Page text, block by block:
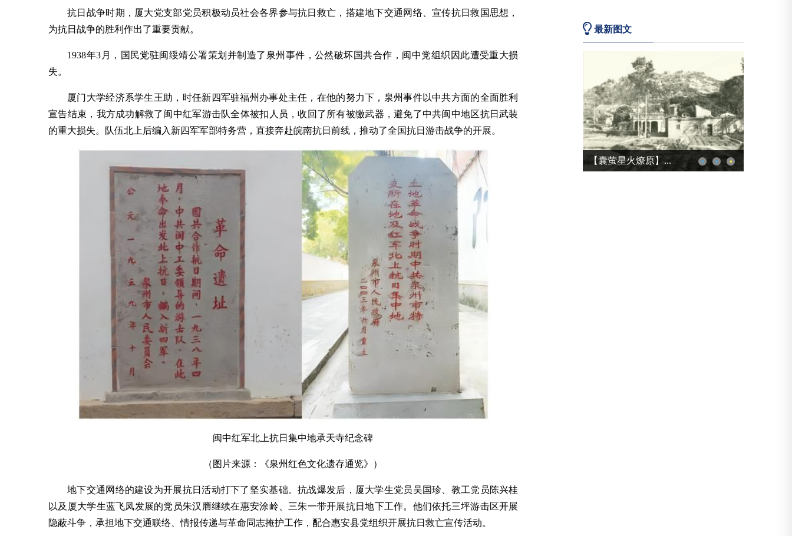
抗日战争时期，厦大党支部党员积极动员社会各界参与抗日救亡，搭建地下交通网络、宣传抗日救国思想，
为抗日战争的胜利作出了重要贡献。
1938年3月，国民党驻闽绥靖公署策划并制造了泉州事件，公然破坏国共合作，闽中党组织因此遭受重大损
失。
厦门大学经济系学生王助，时任新四军驻福州办事处主任，在他的努力下，泉州事件以中共方面的全面胜利
宣告结束，我方成功解救了闽中红军游击队全体被扣人员，收回了所有被缴武器，避免了中共闽中地区抗日武装
的重大损失。队伍北上后编入新四军军部特务营，直接奔赴皖南抗日前线，推动了全国抗日游击战争的开展。
闽中红军北上抗日集中地承天寺纪念碑
（图片来源：《泉州红色文化遗存通览》）
地下交通网络的建设为开展抗日活动打下了坚实基础。抗战爆发后，厦大学生党员吴国珍、教工党员陈兴桂
以及厦大学生蓝飞凤发展的党员朱汉膺继续在惠安涂岭、三朱一带开展抗日地下工作。他们依托三坪游击区开展
隐蔽斗争，承担地下交通联络、情报传递与革命同志掩护工作，配合惠安县党组织开展抗日救亡宣传活动。
最新图文
厦门大学举办习近...